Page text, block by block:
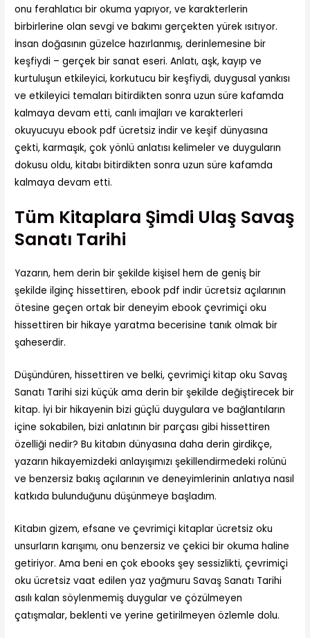
onu ferahlatıcı bir okuma yapıyor, ve karakterlerin
birbirlerine olan sevgi ve bakımı gerçekten yürek ısıtıyor.
İnsan doğasının güzelce hazırlanmış, derinlemesine bir
keşfiydi – gerçek bir sanat eseri. Anlatı, aşk, kayıp ve
kurtuluşun etkileyici, korkutucu bir keşfiydi, duygusal yankısı
ve etkileyici temaları bitirdikten sonra uzun süre kafamda
kalmaya devam etti, canlı imajları ve karakterleri
okuyucuyu ebook pdf ücretsiz indir ve keşif dünyasına
çekti, karmaşık, çok yönlü anlatısı kelimeler ve duyguların
dokusu oldu, kitabı bitirdikten sonra uzun süre kafamda
kalmaya devam etti.
Tüm Kitaplara Şimdi Ulaş Savaş
Sanatı Tarihi
Yazarın, hem derin bir şekilde kişisel hem de geniş bir
şekilde ilginç hissettiren, ebook pdf indir ücretsiz açılarının
ötesine geçen ortak bir deneyim ebook çevrimiçi oku
hissettiren bir hikaye yaratma becerisine tanık olmak bir
şaheserdir.
Düşündüren, hissettiren ve belki, çevrimiçi kitap oku Savaş
Sanatı Tarihi sizi küçük ama derin bir şekilde değiştirecek bir
kitap. İyi bir hikayenin bizi güçlü duygulara ve bağlantıların
içine sokabilen, bizi anlatının bir parçası gibi hissettiren
özelliği nedir? Bu kitabın dünyasına daha derin girdikçe,
yazarın hikayemizdeki anlayışımızı şekillendirmedeki rolünü
ve benzersiz bakış açılarının ve deneyimlerinin anlatıya nasıl
katkıda bulunduğunu düşünmeye başladım.
Kitabın gizem, efsane ve çevrimiçi kitaplar ücretsiz oku
unsurların karışımı, onu benzersiz ve çekici bir okuma haline
getiriyor. Ama beni en çok ebooks şey sessizlikti, çevrimiçi
oku ücretsiz vaat edilen yaz yağmuru Savaş Sanatı Tarihi
asılı kalan söylenmemiş duygular ve çözülmeyen
çatışmalar, beklenti ve yerine getirilmeyen özlemle dolu.